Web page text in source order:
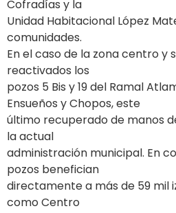
Cofradías y la
Unidad Habitacional López
comunidades.
En el caso de la zona centro y
reactivados los
pozos 5 Bis y 19 del Ramal
Ensueños y Chopos, este
último recuperado de manos
la actual
administración municipal. En
pozos benefician
directamente a más de 59 mil
como Centro